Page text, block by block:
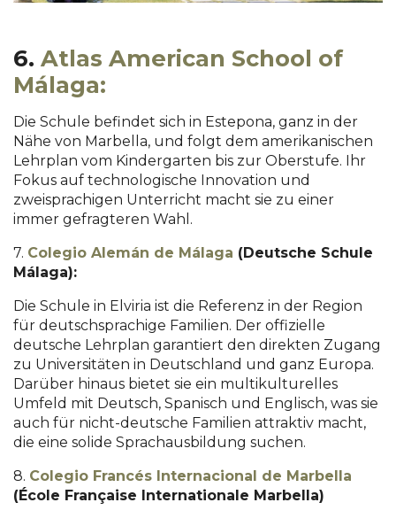
6. Atlas American School of
Málaga:
Die Schule befindet sich in Estepona, ganz in der
Nähe von Marbella, und folgt dem amerikanischen
Lehrplan vom Kindergarten bis zur Oberstufe. Ihr
Fokus auf technologische Innovation und
zweisprachigen Unterricht macht sie zu einer
immer gefragteren Wahl.
7. Colegio Alemán de Málaga (Deutsche Schule
Málaga):
Die Schule in Elviria ist die Referenz in der Region
für deutschsprachige Familien. Der offizielle
deutsche Lehrplan garantiert den direkten Zugang
zu Universitäten in Deutschland und ganz Europa.
Darüber hinaus bietet sie ein multikulturelles
Umfeld mit Deutsch, Spanisch und Englisch, was sie
auch für nicht-deutsche Familien attraktiv macht,
die eine solide Sprachausbildung suchen.
8. Colegio Francés Internacional de Marbella
(École Française Internationale Marbella)